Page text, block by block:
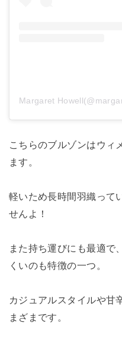
こちらのブルゾンはウィ
ます。
軽いため長時間羽織って
せんよ！
また持ち運びにも最適で
くいのも特徴の一つ。
カジュアルスタイルや甘
まざまです。